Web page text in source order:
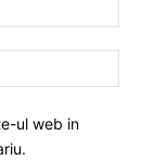
ul web in